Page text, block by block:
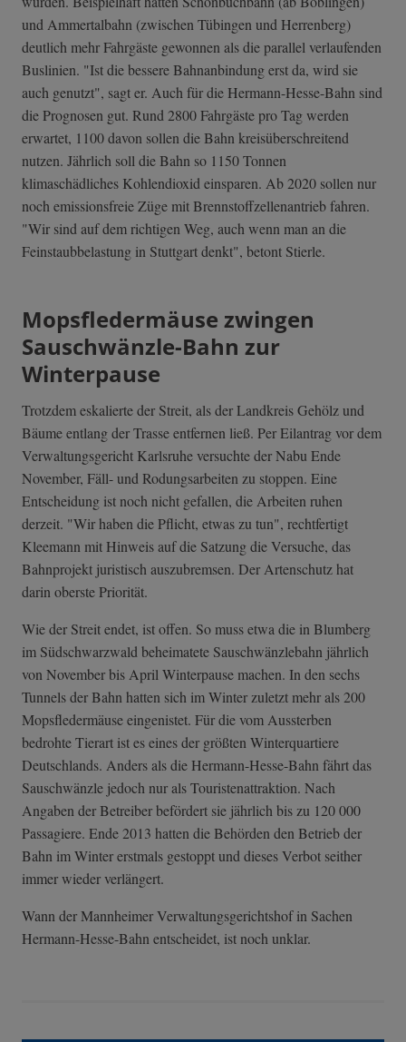
und Ammertalbahn (zwischen Tübingen und Herrenberg)
deutlich mehr Fahrgäste gewonnen als die parallel verlaufenden
Buslinien. "Ist die bessere Bahnanbindung erst da, wird sie
auch genutzt", sagt er. Auch für die Hermann-Hesse-Bahn sind
die Prognosen gut. Rund 2800 Fahrgäste pro Tag werden
erwartet, 1100 davon sollen die Bahn kreisüberschreitend
nutzen. Jährlich soll die Bahn so 1150 Tonnen
klimaschädliches Kohlendioxid einsparen. Ab 2020 sollen nur
noch emissionsfreie Züge mit Brennstoffzellenantrieb fahren.
"Wir sind auf dem richtigen Weg, auch wenn man an die
Feinstaubbelastung in Stuttgart denkt", betont Stierle.
Mopsfledermäuse zwingen
Sauschwänzle-Bahn zur
Winterpause
Trotzdem eskalierte der Streit, als der Landkreis Gehölz und
Bäume entlang der Trasse entfernen ließ. Per Eilantrag vor dem
Verwaltungsgericht Karlsruhe versuchte der Nabu Ende
November, Fäll- und Rodungsarbeiten zu stoppen. Eine
Entscheidung ist noch nicht gefallen, die Arbeiten ruhen
derzeit. "Wir haben die Pflicht, etwas zu tun", rechtfertigt
Kleemann mit Hinweis auf die Satzung die Versuche, das
Bahnprojekt juristisch auszubremsen. Der Artenschutz hat
darin oberste Priorität.
Wie der Streit endet, ist offen. So muss etwa die in Blumberg
im Südschwarzwald beheimatete Sauschwänzlebahn jährlich
von November bis April Winterpause machen. In den sechs
Tunnels der Bahn hatten sich im Winter zuletzt mehr als 200
Mopsfledermäuse eingenistet. Für die vom Aussterben
bedrohte Tierart ist es eines der größten Winterquartiere
Deutschlands. Anders als die Hermann-Hesse-Bahn fährt das
Sauschwänzle jedoch nur als Touristenattraktion. Nach
Angaben der Betreiber befördert sie jährlich bis zu 120 000
Passagiere. Ende 2013 hatten die Behörden den Betrieb der
Bahn im Winter erstmals gestoppt und dieses Verbot seither
immer wieder verlängert.
Wann der Mannheimer Verwaltungsgerichtshof in Sachen
Hermann-Hesse-Bahn entscheidet, ist noch unklar.